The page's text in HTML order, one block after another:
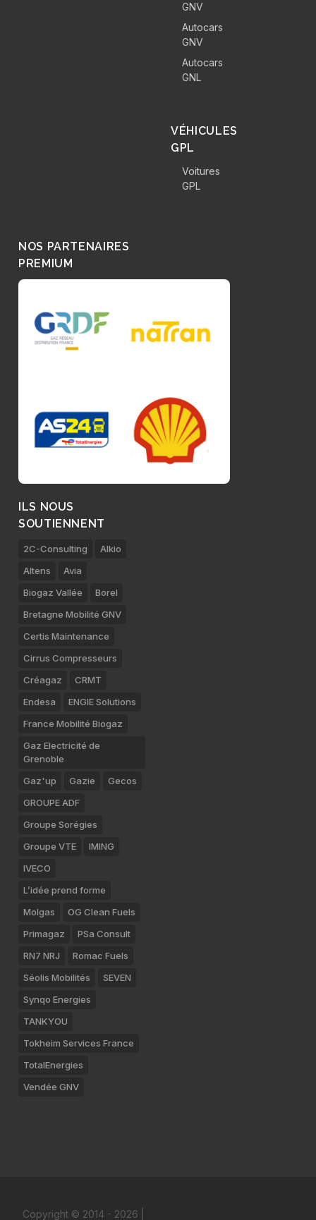
GNV
Autocars
GNV
Autocars
GNL
VÉHICULES
GPL
Voitures
GPL
NOS PARTENAIRES
PREMIUM
ILS NOUS
SOUTIENNENT
2C-Consulting
Alkio
Altens
Avia
Biogaz Vallée
Borel
Bretagne Mobilité GNV
Certis Maintenance
Cirrus Compresseurs
Créagaz
CRMT
Endesa
ENGIE Solutions
France Mobilité Biogaz
Gaz Electricité de
Grenoble
Gaz'up
Gazie
Gecos
GROUPE ADF
Groupe Sorégies
Groupe VTE
IMING
IVECO
L’idée prend forme
Molgas
OG Clean Fuels
Primagaz
PSa Consult
RN7 NRJ
Romac Fuels
Séolis Mobilités
SEVEN
Synqo Energies
TANKYOU
Tokheim Services France
TotalEnergies
Vendée GNV
Copyright © 2014 - 2026 |